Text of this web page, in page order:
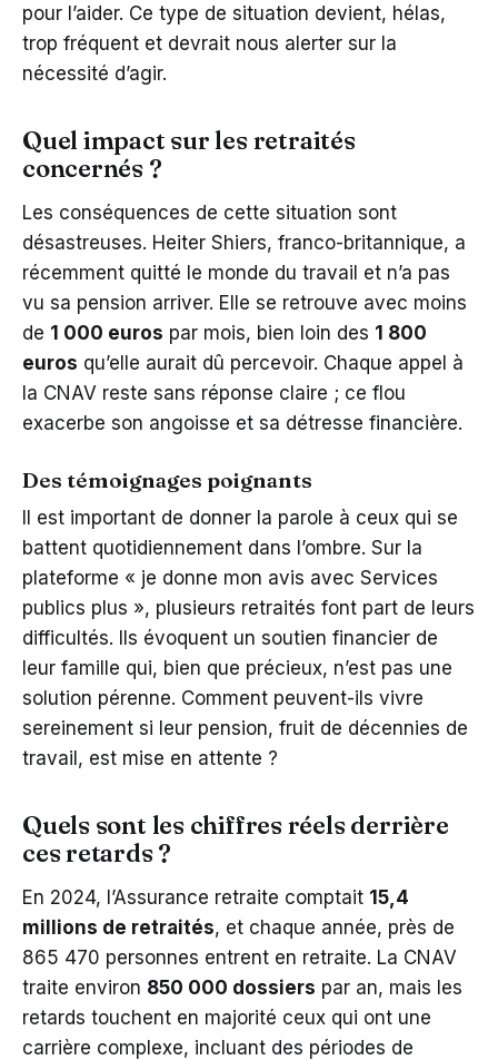
pour l’aider. Ce type de situation devient, hélas,
trop fréquent et devrait nous alerter sur la
nécessité d’agir.
Quel impact sur les retraités
concernés ?
Les conséquences de cette situation sont
désastreuses. Heiter Shiers, franco-britannique, a
récemment quitté le monde du travail et n’a pas
vu sa pension arriver. Elle se retrouve avec moins
de 1 000 euros par mois, bien loin des 1 800
euros qu’elle aurait dû percevoir. Chaque appel à
la CNAV reste sans réponse claire ; ce flou
exacerbe son angoisse et sa détresse financière.
Des témoignages poignants
Il est important de donner la parole à ceux qui se
battent quotidiennement dans l’ombre. Sur la
plateforme « je donne mon avis avec Services
publics plus », plusieurs retraités font part de leurs
difficultés. Ils évoquent un soutien financier de
leur famille qui, bien que précieux, n’est pas une
solution pérenne. Comment peuvent-ils vivre
sereinement si leur pension, fruit de décennies de
travail, est mise en attente ?
Quels sont les chiffres réels derrière
ces retards ?
En 2024, l’Assurance retraite comptait 15,4
millions de retraités, et chaque année, près de
865 470 personnes entrent en retraite. La CNAV
traite environ 850 000 dossiers par an, mais les
retards touchent en majorité ceux qui ont une
carrière complexe, incluant des périodes de